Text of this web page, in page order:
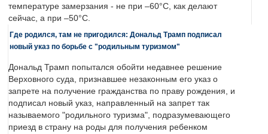
температуре замерзания - не при –60°C, как делают
сейчас, а при –50°C.
Где родился, там не пригодился: Дональд Трамп подписал
новый указ по борьбе с "родильным туризмом"
Дональд Трамп попытался обойти недавнее решение
Верховного суда, признавшее незаконным его указ о
запрете на получение гражданства по праву рождения, и
подписал новый указ, направленный на запрет так
называемого "родильного туризма", подразумевающего
приезд в страну на роды для получения ребенком